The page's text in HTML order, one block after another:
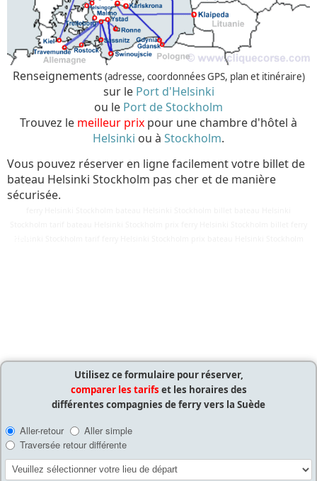
Renseignements (adresse, coordonnées GPS, plan et itinéraire)
sur le Port d'Helsinki
ou le Port de Stockholm
Trouvez le meilleur prix pour une chambre d'hôtel à
Helsinki ou à Stockholm.
Vous pouvez réserver en ligne facilement votre billet de
bateau Helsinki Stockholm pas cher et de manière
sécurisée.
Utilisez ce formulaire pour réserver,
comparer les tarifs et les horaires des
différentes compagnies de ferry vers la Suède